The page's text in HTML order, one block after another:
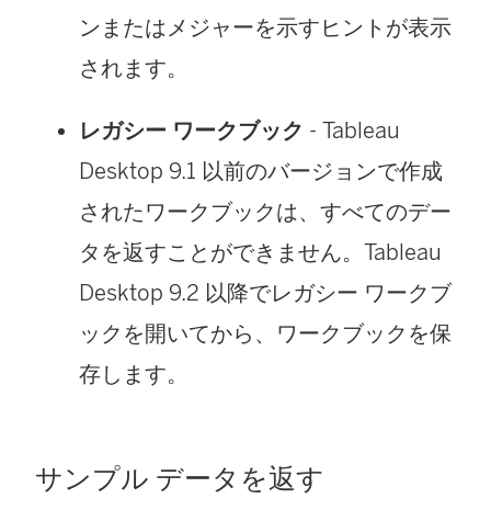
ンまたはメジャーを示すヒントが表示
されます。
レガシー ワークブック - Tableau
Desktop 9.1 以前のバージョンで作成
されたワークブックは、すべてのデー
タを返すことができません。Tableau
Desktop 9.2 以降でレガシー ワークブ
ックを開いてから、ワークブックを保
存します。
サンプル データを返す